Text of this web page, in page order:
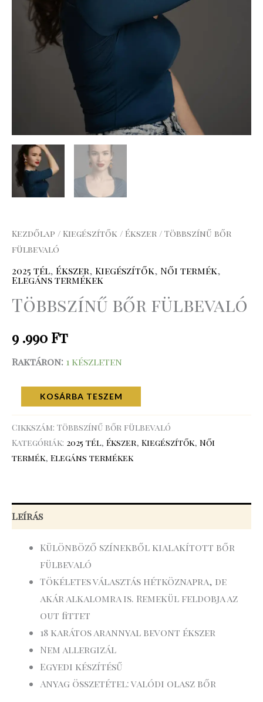
Kezdőlap / Kiegészítők / Ékszer / Többszínű bőr
fülbevaló
2025 tél, Ékszer, Kiegészítők, Női termék,
Elegáns termékek
Többszínű bőr fülbevaló
9 .990 Ft
Raktáron: 1 készleten
KOSÁRBA TESZEM
Cikkszám: Többszínű bőr fülbevaló
Kategóriák: 2025 tél, Ékszer, Kiegészítők, Női
termék, Elegáns termékek
Leírás
Különböző színekből kialakított bőr
fülbevaló
Tökéletes választás hétköznapra, de
akár alkalomra is. Remekül feldobja az
out fittet
18 karátos arannyal bevont ékszer
Nem allergizál
Egyedi készítésű
Anyag összetétel: valódi olasz bőr